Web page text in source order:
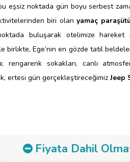
eşsiz noktada gün boyu serbest
biri olanyamaç paraşütü
buluşarak otelimize
birlikte, Ege’nin en gözde tatil
rengarenk sokakları, canlı
ertesi gün gerçekleştireceğimizJeep
Fiyata Dahil